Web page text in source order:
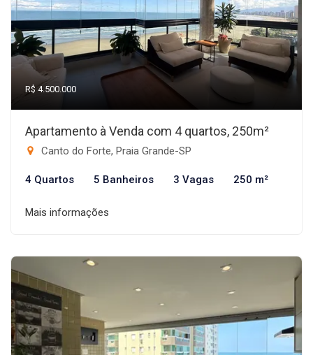
R$ 4.500.000
Apartamento à Venda com 4 quartos, 250m²
Canto do Forte, Praia Grande-SP
4 Quartos 5 Banheiros 3 Vagas 250 m²
Mais informações